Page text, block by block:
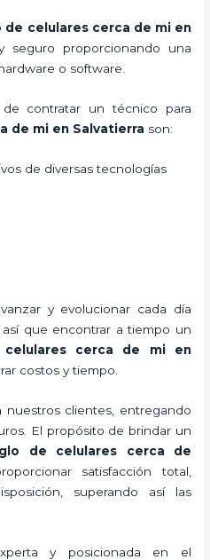
de celulares cerca de mi en
seguro proporcionando una
o software.
contratar un técnico para
de mi en Salvatierra son:
de diversas tecnologías
y evolucionar cada día
que encontrar a tiempo un
celulares cerca de mi en
costos y tiempo.
nuestros clientes, entregando
El propósito de brindar un
de celulares cerca de
satisfacción total,
superando así las
y posicionada en el